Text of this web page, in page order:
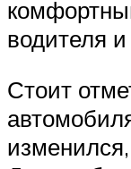
водителя
Стоит